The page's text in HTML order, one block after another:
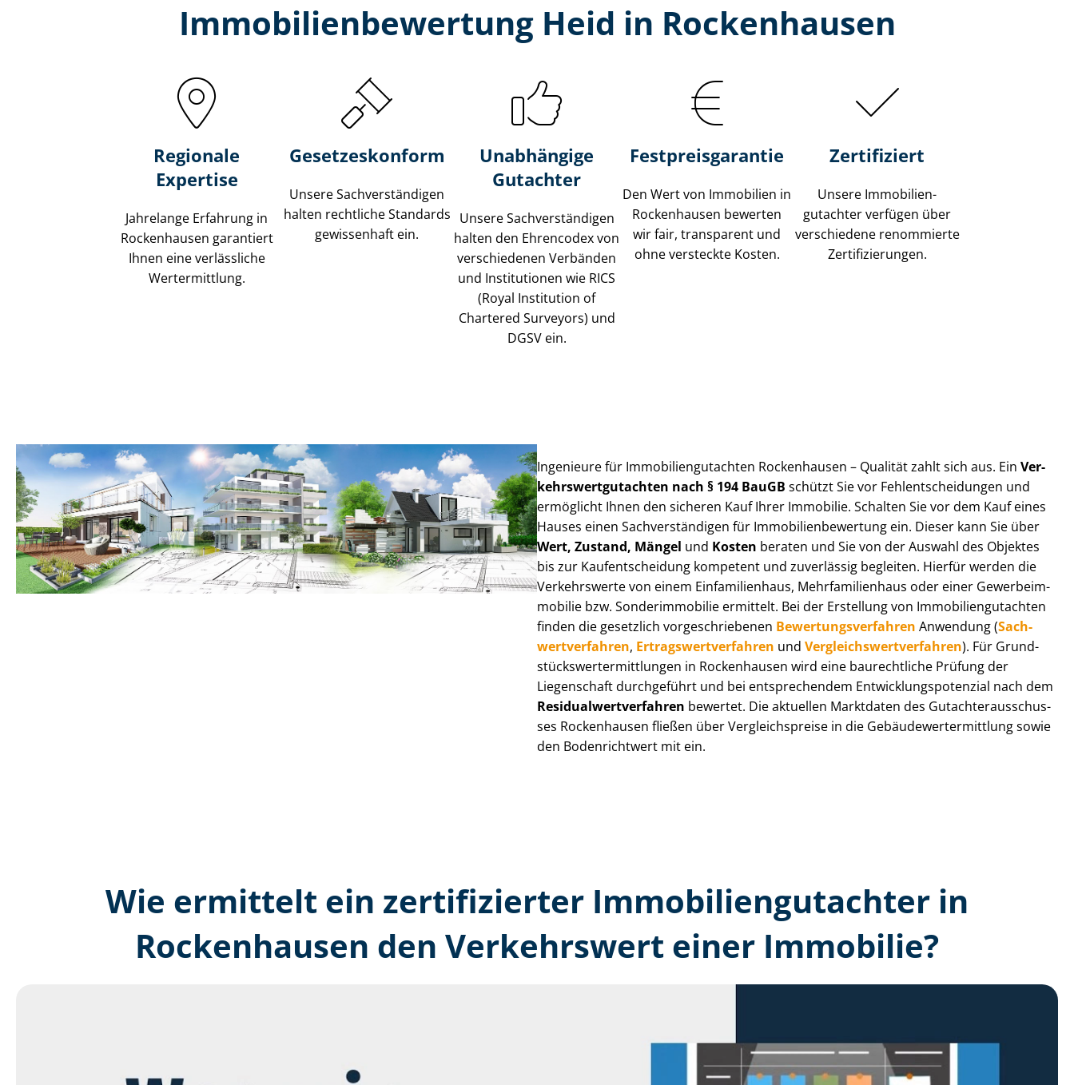
Immobilien­bewertung Heid in Rockenhausen
Regionale
Expertise
Jahrelange Erfahrung in
Rockenhausen garantiert
Ihnen eine verlässliche
Wertermittlung.
Gesetzes­konform
Unsere Sach­ver­stän­di­gen
halten rechtliche Standards
gewissenhaft ein.
Unabhängige
Gutachter
Unsere Sach­ver­stän­di­gen
halten den Ehrencodex von
verschiedenen Verbänden
und Institutionen wie RICS
(Royal Institution of
Chartered Surveyors) und
DGSV ein.
Festpreis​garantie
Den Wert von Immobilien in
Rockenhausen bewerten
wir fair, transparent und
ohne versteckte Kosten.
Zertifiziert
Unsere Immobilien­
gutachter verfügen über
verschiedene renommierte
Zer­ti­fi­zie­run­gen.
Ingenieure für Im­mo­bi­li­en­gut­ach­ten Rockenhausen – Qualität zahlt sich aus. Ein Ver­
kehrs­wert­gut­ach­ten nach § 194 BauGB schützt Sie vor Fehl­ent­schei­dun­gen und
ermöglicht Ihnen den sicheren Kauf Ihrer Immobilie. Schalten Sie vor dem Kauf eines
Hauses einen Sach­ver­stän­di­gen für Im­mo­bi­li­en­be­wer­tung ein. Dieser kann Sie über
Wert, Zustand, Mängel und Kosten beraten und Sie von der Auswahl des Objektes
bis zur Kauf­ent­schei­dung kompetent und zuverlässig begleiten. Hierfür werden die
Verkehrswerte von einem Einfamilienhaus, Mehr­fa­mi­li­en­haus oder einer Ge­wer­be­im­
mo­bi­lie bzw. Sonderimmobilie ermittelt. Bei der Erstellung von Im­mo­bi­li­en­gut­ach­ten
finden die gesetzlich vor­ge­schrie­be­nen Be­wer­tungs­ver­fah­ren Anwendung (Sach­
wert­ver­fah­ren, Er­trags­wert­ver­fah­ren und Ver­gleichs­wert­ver­fah­ren). Für Grund­
stücks­wert­ermitt­lun­gen in Rockenhausen wird eine baurechtliche Prüfung der
Liegenschaft durchgeführt und bei entsprechendem Ent­wick­lungs­po­ten­zi­al nach dem
Re­si­du­al­wert­ver­fah­ren bewertet. Die aktuellen Marktdaten des Gut­ach­ter­aus­schus­
ses Rockenhausen fließen über Ver­gleichs­prei­se in die Ge­bäu­de­wert­ermitt­lung sowie
den Bodenrichtwert mit ein.
Wie ermittelt ein zertifizierter Immobilien­gutachter in
Rockenhausen den Verkehrswert einer Immobilie?